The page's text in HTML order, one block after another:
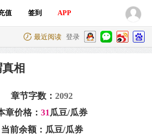
值 签到 APP
最近阅读 登录
相
章节字数： 2092
章价格： 31瓜豆/瓜券
当前余额： 瓜豆/瓜券